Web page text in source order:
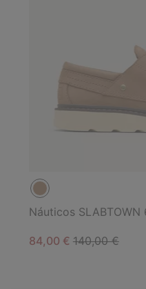
Náuticos
Sale price:
84,00 € Regular price:
140,00 €